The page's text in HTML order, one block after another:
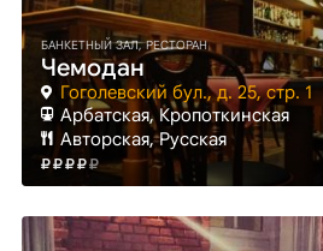
БАНКЕТНЫЙ ЗАЛ, РЕСТОРАН
Чемодан
Гоголевский бул., д. 25, стр. 1
Арбатская, Кропоткинская
Авторская, Русская